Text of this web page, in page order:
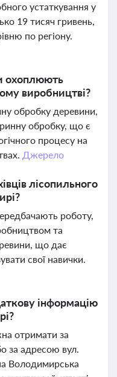
устаткування у
19 тисяч гривень,
по регіону.
охоплюють
виробництві?
обробку деревини,
обробку, що є
процесу на
Джерело
лісопильного
роботу,
та
що дає
свої навички.
інформацію
отримати за
за адресою вул.
Володимирська